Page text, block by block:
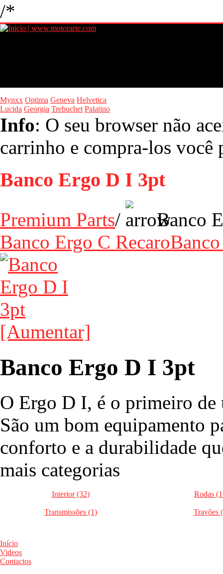
/*
Mynxx Optima Geneva Helvetica
Lucida Georgia Trebuchet Palatino
Info: O seu browser não
carrinho e compra-los você
Banco Ergo D I 3pt
Premium Parts/
Banco
Banco Ergo C Recaro
[Aumentar]
Banco Ergo D I 3pt
O Ergo D I, é o primeiro de
São um bom equipamento
conforto e a durabilidade
mais categorias
Interior (32) Rodas
Transmissões (1) Travões
Início
Videos
Contactos